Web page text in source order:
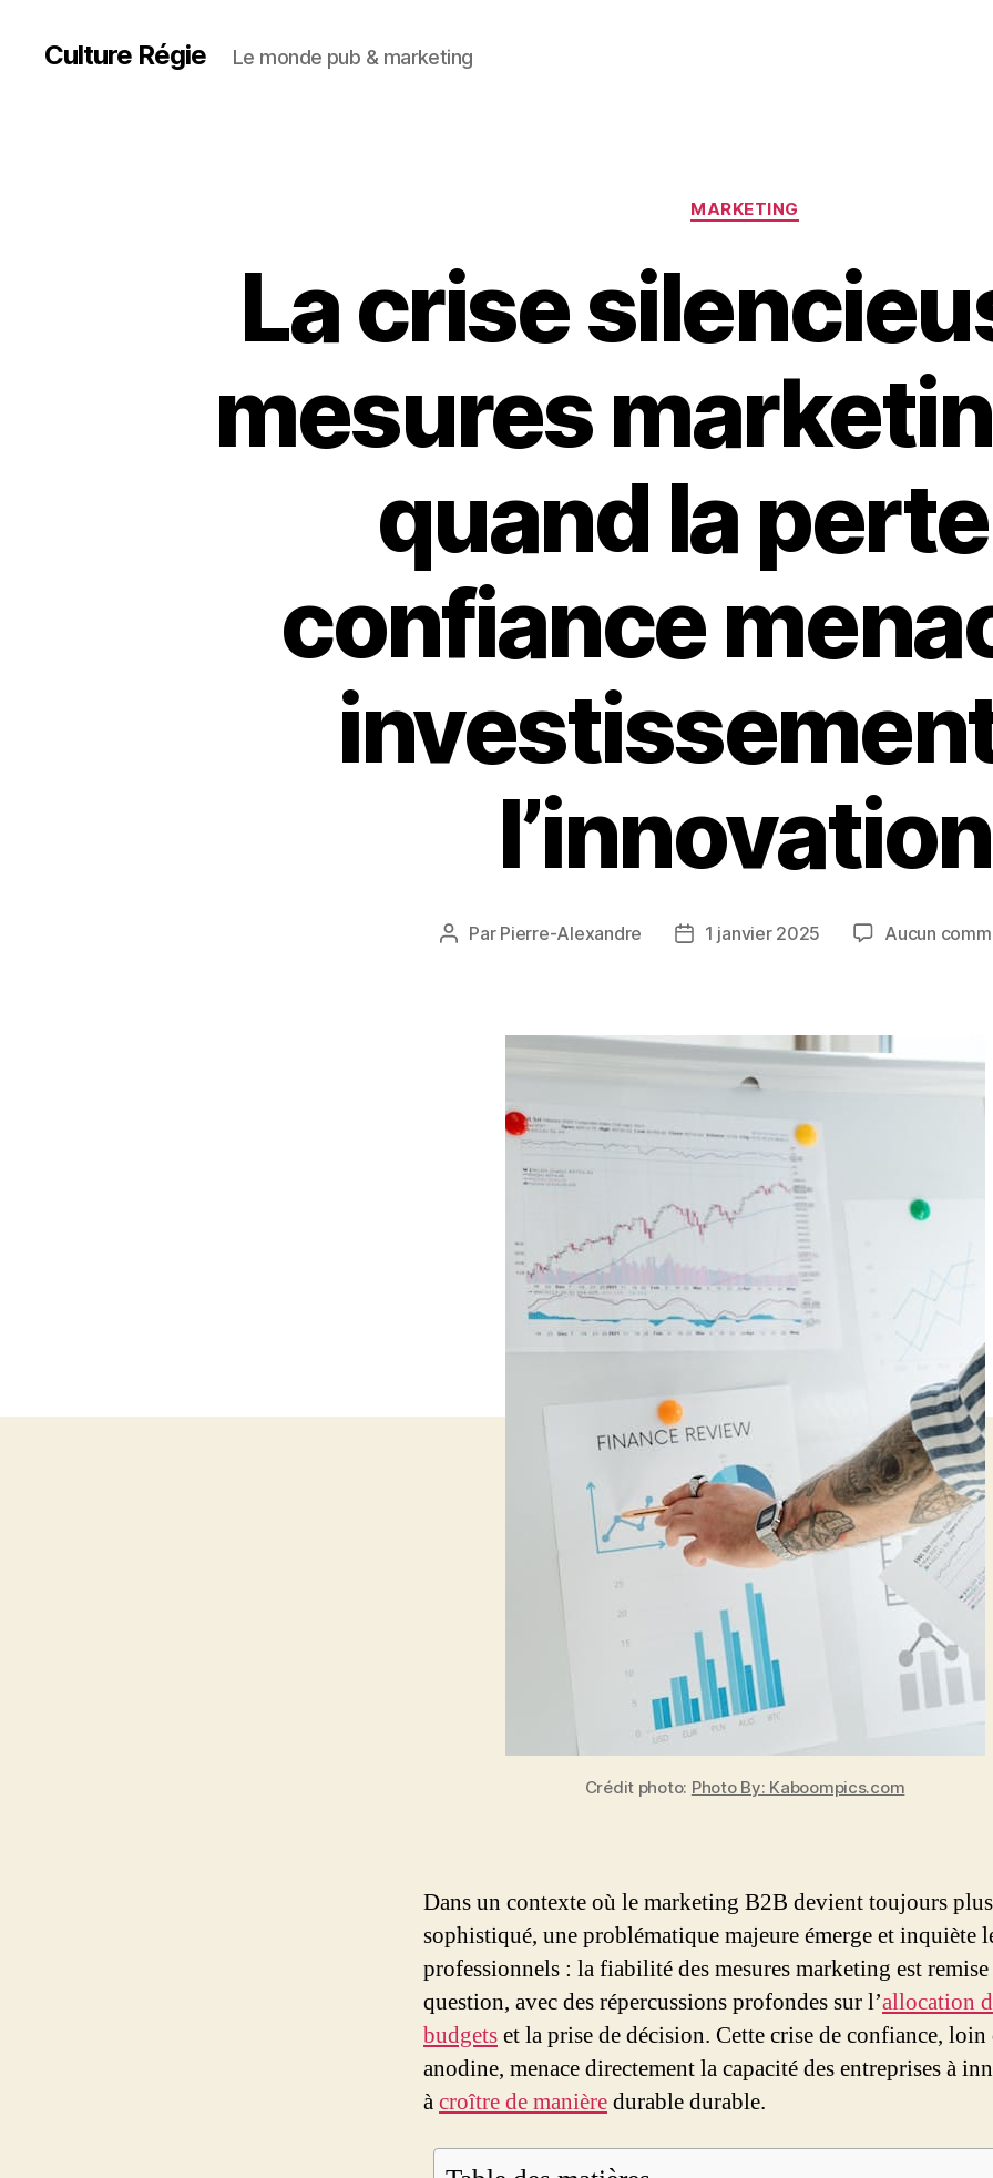
Culture Régie Le monde pub & marketing
Catégories
MARKETING
La crise
mesures
quand la
confiance
l’innovation
Auteur
Par Pierre-Alexandre
Date1 janvier 2025 Aucun
Crédit photo: Photo By: Kaboompics.com
Dans un contexte où le marketing B2B devient toujours plus
sophistiqué, une problématique majeure émerge et inquiète
professionnels : la fiabilité des mesures marketing est remise
question, avec des répercussions profondes sur l’allocation
budgetset la prise de décision. Cette crise de confiance, loin
anodine, menace directement la capacité des entreprises à
àcroître de manièredurable durable.